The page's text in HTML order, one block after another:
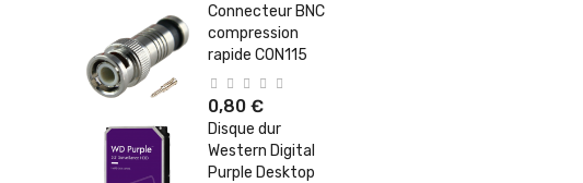
Connecteur BNC
compression
rapide CON115
0,80 €
Disque dur
Western Digital
Purple Desktop